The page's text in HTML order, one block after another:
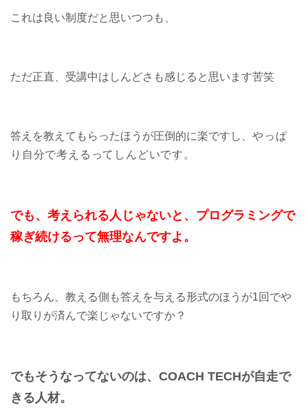
これは良い制度だと思いつつも、
ただ正直、受講中はしんどさも感じると思います苦笑
答えを教えてもらったほうが圧倒的に楽ですし、 やっぱ
り自分で考えるってしんどいです。
でも、考えられる人じゃないと、 プログラミングで
稼ぎ続けるって無理なんですよ。
もちろん、教える側も答えを与える形式のほうが1回でや
り取りが済んで楽じゃないですか？
でもそうなってないのは、 COACH TECHが自走で
きる人材。